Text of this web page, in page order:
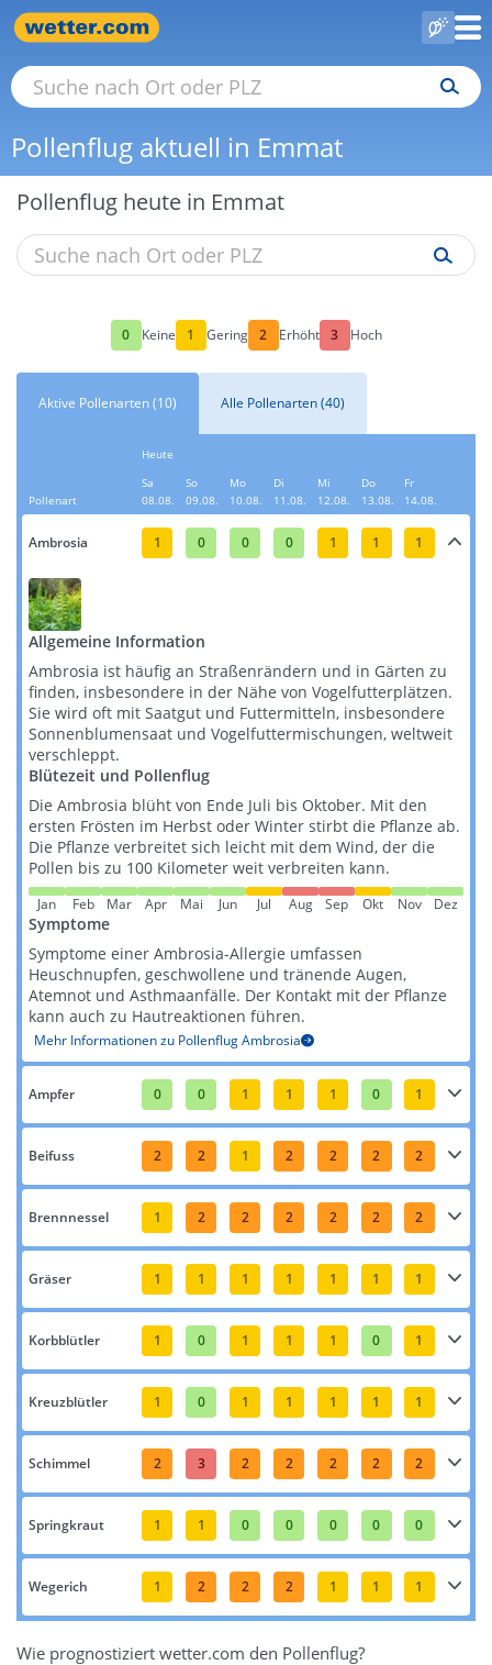
Pollenflug aktuell in Emmat
Pollenflug heute in Emmat
0 Keine 1 Gering 2 Erhöht 3 Hoch
Aktive Pollenarten (10) Alle Pollenarten (40)
Pollenart
Heute
Sa
08.08.
So
09.08.
Mo
10.08.
Di
11.08.
Mi
12.08.
Do
13.08.
Fr
14.08.
Ambrosia 1 0 0 0 1 1 1
Allgemeine Information
Ambrosia ist häufig an Straßenrändern und in Gärten zu
finden, insbesondere in der Nähe von Vogelfutterplätzen.
Sie wird oft mit Saatgut und Futtermitteln, insbesondere
Sonnenblumensaat und Vogelfuttermischungen, weltweit
verschleppt​​​​.
Blütezeit und Pollenflug
Die Ambrosia blüht von Ende Juli bis Oktober. Mit den
ersten Frösten im Herbst oder Winter stirbt die Pflanze ab.
Die Pflanze verbreitet sich leicht mit dem Wind, der die
Pollen bis zu 100 Kilometer weit verbreiten kann​​.
Jan Feb Mar Apr Mai Jun Jul Aug Sep Okt Nov Dez
Symptome
Symptome einer Ambrosia-Allergie umfassen
Heuschnupfen, geschwollene und tränende Augen,
Atemnot und Asthmaanfälle. Der Kontakt mit der Pflanze
kann auch zu Hautreaktionen führen​​.
Mehr Informationen zu Pollenflug Ambrosia
Ampfer 0 0 1 1 1 0 1
Beifuss 2 2 1 2 2 2 2
Brennnessel 1 2 2 2 2 2 2
Gräser 1 1 1 1 1 1 1
Korbblütler 1 0 1 1 1 0 1
Kreuzblütler 1 0 1 1 1 1 1
Schimmel 2 3 2 2 2 2 2
Springkraut 1 1 0 0 0 0 0
Wegerich 1 2 2 2 1 1 1
Wie prognostiziert wetter.com den Pollenflug?